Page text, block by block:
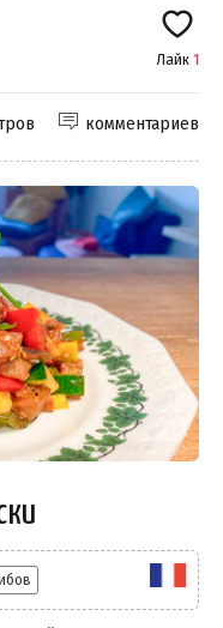
Лайк 1
комментариев